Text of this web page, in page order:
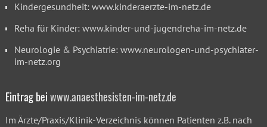
Kindergesundheit: www.kinderaerzte-im-netz.de
Reha für Kinder: www.kinder-und-jugendreha-im-netz.de
Neurologie & Psychiatrie: www.neurologen-und-psychiater-
im-netz.org
Eintrag beiwww.anaesthesisten-im-netz.de
Im Ärzte/Praxis/Klinik-Verzeichnis können Patienten z.B. nach